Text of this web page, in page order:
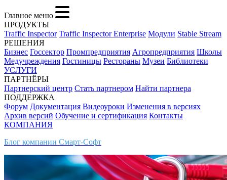
Главное меню
ПРОДУКТЫ
Traffic Inspector Traffic Inspector Enterprise Модули Stable Stream
РЕШЕНИЯ
Бизнес Госсектор Промпредприятия Агропредприятия Школы
Медучреждения Гостиницы Рестораны Музеи Библиотеки
УСЛУГИ
ПАРТНЁРЫ
Партнерский центр Стать партнером Найти партнера
ПОДДЕРЖКА
Форум Документация Видеоуроки Изменения в версиях
Архив версий Обучение и сертификация Контакты
КОМПАНИЯ
Блог компании Смарт-Софт